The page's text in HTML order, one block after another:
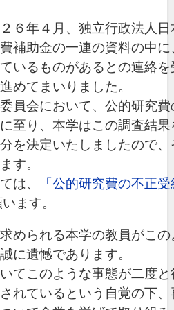
６年４月、独立行政法人日
補助金の一連の資料の中
いるものがあるとの連絡
めてまいりました。
員会において、公的研究費
至り、本学はこの調査結
を決定いたしましたので
す。
は、
「公的研究費の不正
ます。
められる本学の教員がこの
に遺憾であります。
てこのような事態が二度と
れているという自覚の下